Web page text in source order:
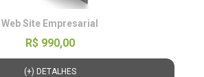
Web Site Empresarial
R$ 990,00
(+) DETALHES